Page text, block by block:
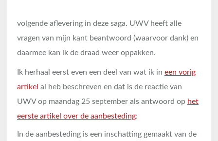
volgende aflevering in deze saga. UWV heeft alle
vragen van mijn kant beantwoord (waarvoor dank) en
daarmee kan ik de draad weer oppakken.
Ik herhaal eerst even een deel van wat ik in een vorig
artikel al heb beschreven en dat is de reactie van
UWV op maandag 25 september als antwoord op het
eerste artikel over de aanbesteding:
In de aanbesteding is een inschatting gemaakt van de